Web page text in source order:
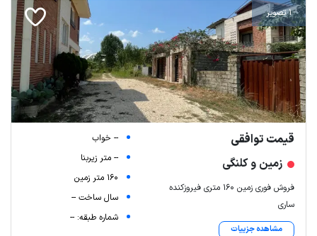
1 تصویر
قیمت توافقی
زمین و کلنگی
فروش فوری زمین ۱۶۰ متری فیروزکنده
ساری
مشاهده جزییات
-- خواب
-- متر زیربنا
160 متر زمین
سال ساخت --
شماره طبقه: --